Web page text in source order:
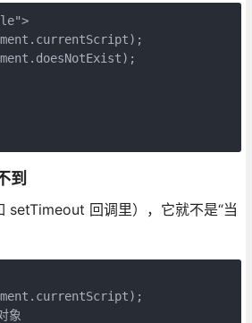
到
setTimeout 回调里），它就不是“当
象